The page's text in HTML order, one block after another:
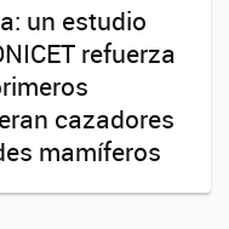
un estudio
refuerza
cazadores
mamíferos